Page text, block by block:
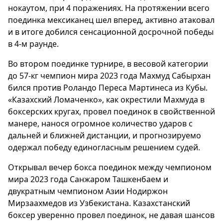
нокаутом, при 4 поражениях. На протяжении всего
поединка мексиканец шел вперед, активно атаковал
и в итоге добился сенсационной досрочной победы
в 4-м раунде.
Во втором поединке турнире, в весовой категории
до 57-кг чемпион мира 2023 года Махмуд Сабырхан
бился против Роландо Переса Мартинеса из Кубы.
«Казахский Ломаченко», как окрестили Махмуда в
боксерских кругах, провел поединок в свойственной
манере, нанося огромное количество ударов с
дальней и ближней дистанции, и прогнозируемо
одержал победу единогласным решением судей.
Открывал вечер бокса поединок между чемпионом
мира 2023 года Санжаром Ташкенбаем и
двукратным чемпионом Азии Нодиржон
Мирзаахмедов из Узбекистана. Казахстанский
боксер уверенно провел поединок, не давая шансов